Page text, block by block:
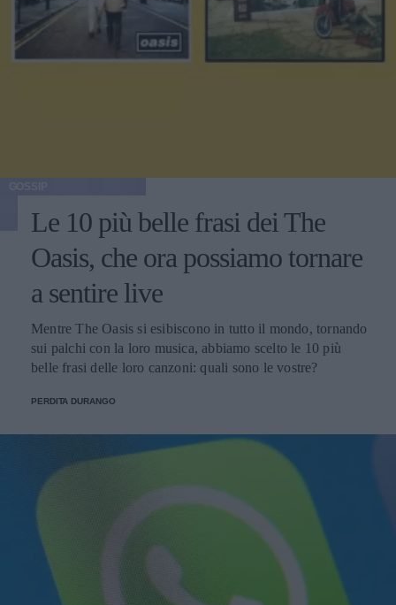
Le 10 più belle frasi dei The
Oasis, che ora possiamo tornare
a sentire live
Mentre The Oasis si esibiscono in tutto il mondo, tornando
sui palchi con la loro musica, abbiamo scelto le 10 più
belle frasi delle loro canzoni: quali sono le vostre?
PERDITA DURANGO